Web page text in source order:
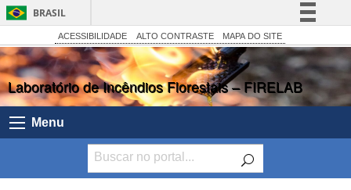
BRASIL
Simplifique!
Comunica BR
Participe
Acesso à informação
Canais
ACESSIBILIDADE ALTO CONTRASTE MAPA DO SITE
Laboratório de Incêndios Florestais – FIRELAB
Menu